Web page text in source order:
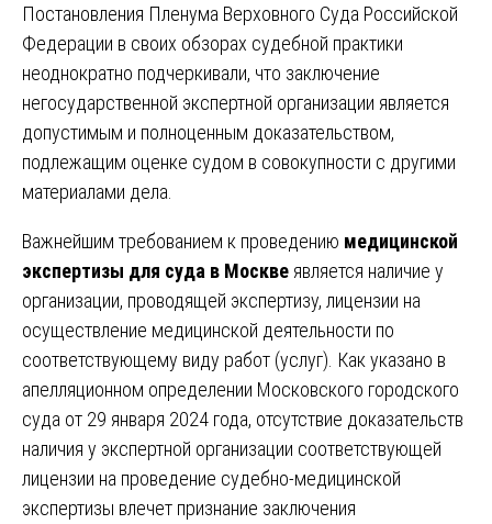
Постановления Пленума Верховного Суда Российской
Федерации в своих обзорах судебной практики
неоднократно подчеркивали, что заключение
негосударственной экспертной организации является
допустимым и полноценным доказательством,
подлежащим оценке судом в совокупности с другими
материалами дела.
Важнейшим требованием к проведению медицинской
экспертизы для суда в Москве является наличие у
организации, проводящей экспертизу, лицензии на
осуществление медицинской деятельности по
соответствующему виду работ (услуг). Как указано в
апелляционном определении Московского городского
суда от 29 января 2024 года, отсутствие доказательств
наличия у экспертной организации соответствующей
лицензии на проведение судебно-медицинской
экспертизы влечет признание заключения